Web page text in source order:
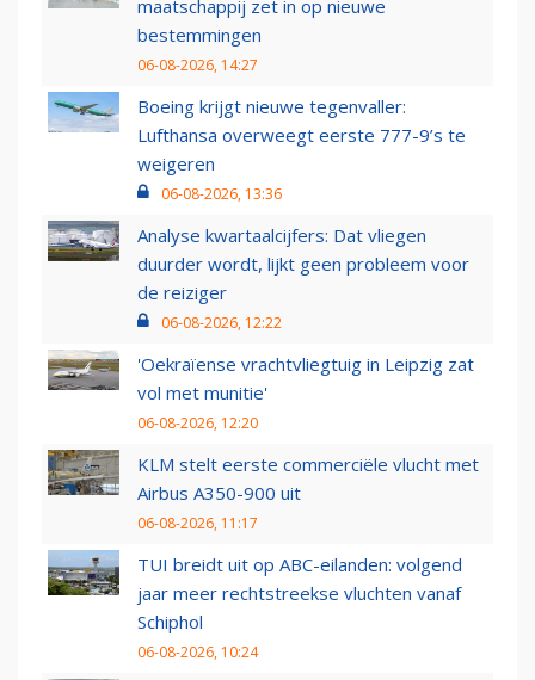
maatschappij zet in op nieuwe
bestemmingen
06-08-2026, 14:27
Boeing krijgt nieuwe tegenvaller:
Lufthansa overweegt eerste 777-9’s te
weigeren
06-08-2026, 13:36
Analyse kwartaalcijfers: Dat vliegen
duurder wordt, lijkt geen probleem voor
de reiziger
06-08-2026, 12:22
'Oekraïense vrachtvliegtuig in Leipzig zat
vol met munitie'
06-08-2026, 12:20
KLM stelt eerste commerciële vlucht met
Airbus A350-900 uit
06-08-2026, 11:17
TUI breidt uit op ABC-eilanden: volgend
jaar meer rechtstreekse vluchten vanaf
Schiphol
06-08-2026, 10:24